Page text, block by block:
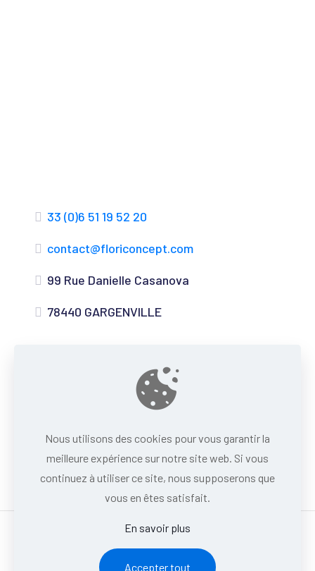
33 (0)6 51 19 52 20
contact@floriconcept.com
99 Rue Danielle Casanova
78440 GARGENVILLE
Nous utilisons des cookies pour vous garantir la
meilleure expérience sur notre site web. Si vous
continuez à utiliser ce site, nous supposerons que
vous en êtes satisfait.
En savoir plus
Accepter tout